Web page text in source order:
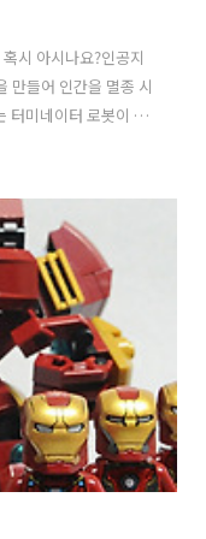
시 아시나요?인공지
만들어 인간을 멸종 시
터미네이터 로봇이 징
고 미니피규어는 그
트에서 구매했습니다!
레고 미니피규어에 고
간 제품입니다.무시
어 속으로 쏙 들어왔
어가 있습니다! 뒷면